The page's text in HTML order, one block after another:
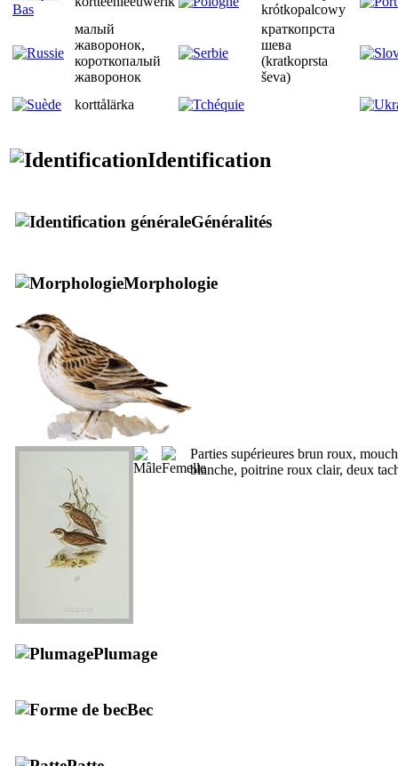
krótkopalcowy
малый
жаворонок,
короткопалый
жаворонок
краткопрста
шева
(kratkoprsta
ševa)
korttålärka
Identification
Généralités
Morphologie
Parties supérieures brun roux,
blanche, poitrine roux clair, deux
Plumage
Bec